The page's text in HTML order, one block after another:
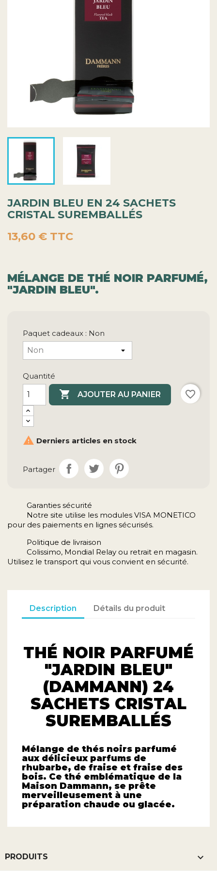
JARDIN BLEU EN 24 SACHETS
CRISTAL SUREMBALLÉS
13,60 € TTC
MÉLANGE DE THÉ NOIR PARFUMÉ,
"JARDIN BLEU".
Paquet cadeaux : Non
Quantité
 AJOUTER AU PANIER favorite_border
 Derniers articles en stock
Partager
Garanties sécurité
Notre site utilise les modules VISA MONETICO
pour des paiements en lignes sécurisés.
Politique de livraison
Colissimo, Mondial Relay ou retrait en magasin.
Utilisez le transport qui vous convient en sécurité.
Description Détails du produit
THÉ NOIR PARFUMÉ
"JARDIN BLEU"
(DAMMANN) 24
SACHETS CRISTAL
SUREMBALLÉS
Mélange de thés noirs parfumé
aux délicieux parfums de
rhubarbe, de fraise et fraise des
bois. Ce thé emblématique de la
Maison Dammann, se prête
merveilleusement à une
préparation chaude ou glacée.
PRODUITS 